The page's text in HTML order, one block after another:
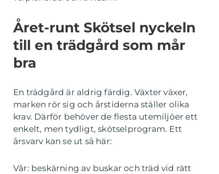
Året-runt Skötsel nyckeln
till en trädgård som mår
bra
En trädgård är aldrig färdig. Växter växer,
marken rör sig och årstiderna ställer olika
krav. Därför behöver de flesta utemiljöer ett
enkelt, men tydligt, skötselprogram. Ett
årsvarv kan se ut så här:
Vår: beskärning av buskar och träd vid rätt